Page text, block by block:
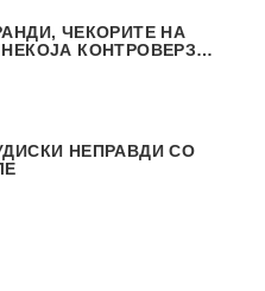
ЧЕКОРИТЕ НА
КОНТРОВЕРЗА !
НЕПРАВДИ СО